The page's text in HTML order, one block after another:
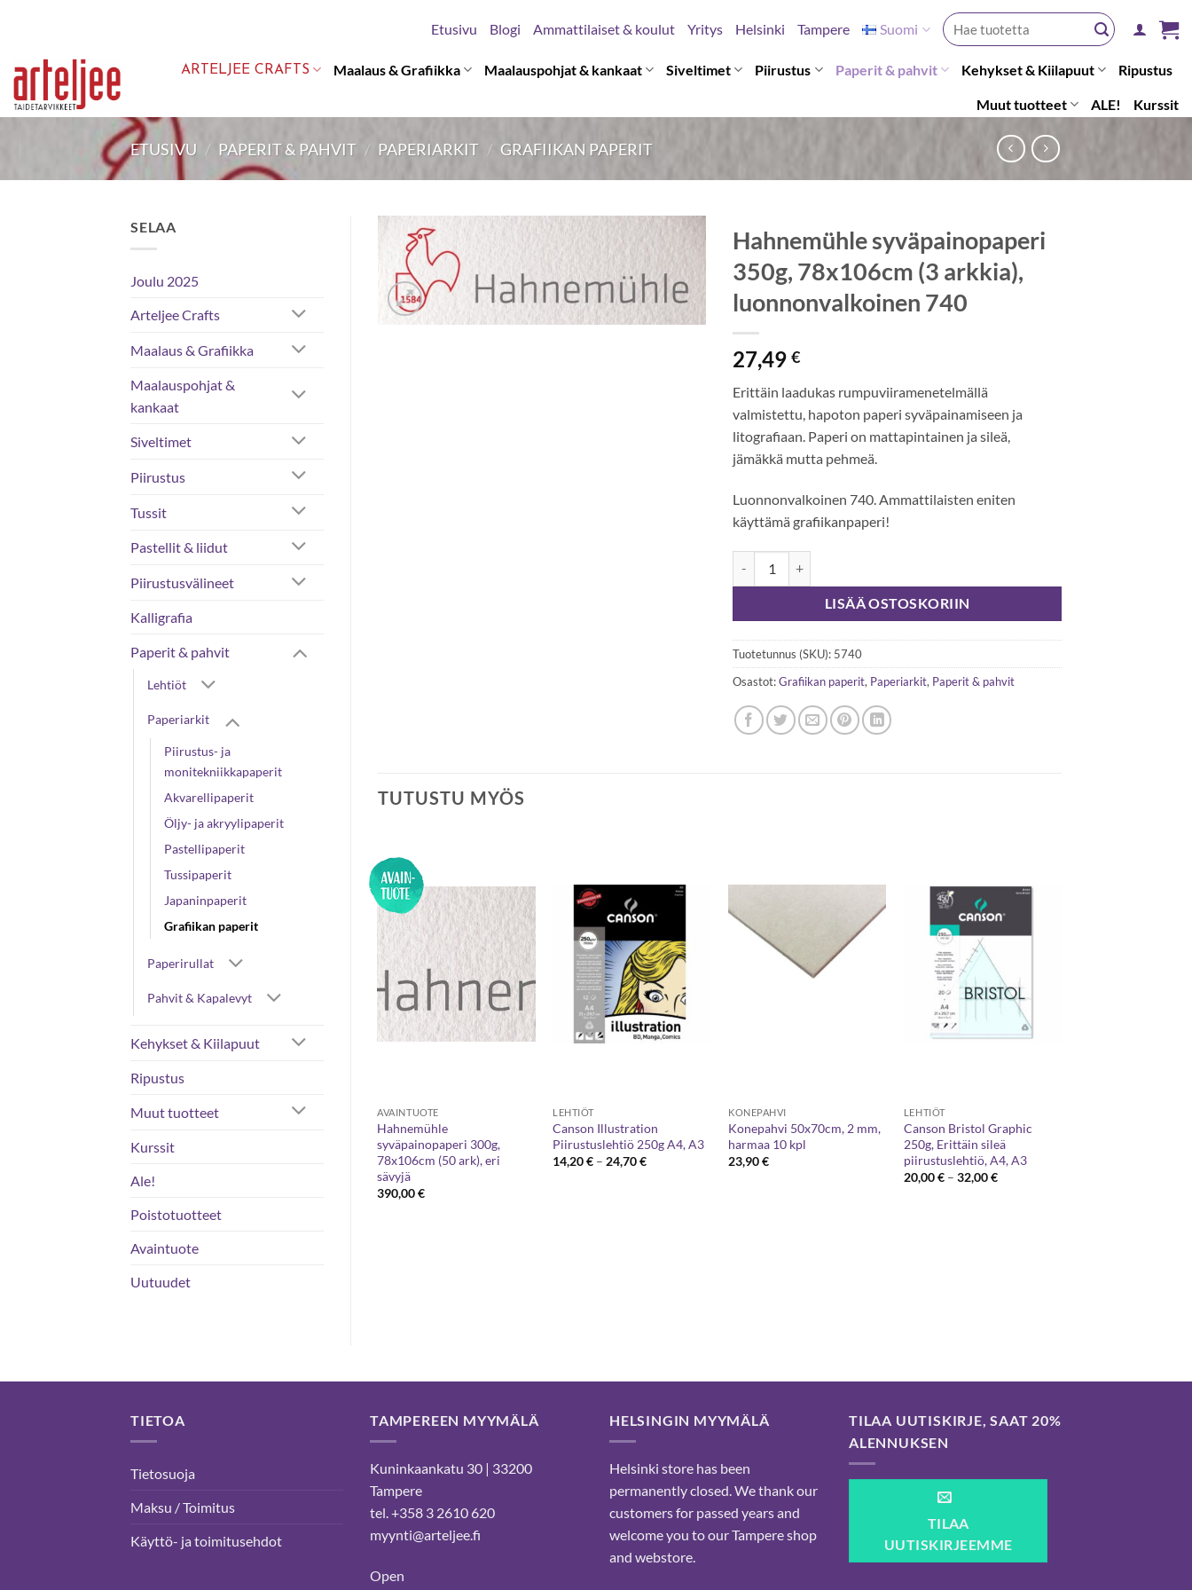
content
Etusivu Blogi Ammattilaiset & koulut Yritys Helsinki Tampere Suomi
Etsi:
ARTELJEE CRAFTS Maalaus & Grafiikka Maalauspohjat & kankaat Siveltimet Piirustus Paperit & pahvit Kehykset & Kiilapuut Ripustus
Muut tuotteet ALE! Kurssit
ETUSIVU / PAPERIT & PAHVIT / PAPERIARKIT / GRAFIIKAN PAPERIT
SELAA
Joulu 2025
Arteljee Crafts
Maalaus & Grafiikka
Maalauspohjat &
kankaat
Siveltimet
Piirustus
Tussit
Pastellit & liidut
Piirustusvälineet
Kalligrafia
Paperit & pahvit
Lehtiöt
Paperiarkit
Piirustus- ja
monitekniikkapaperit
Akvarellipaperit
Öljy- ja akryylipaperit
Pastellipaperit
Tussipaperit
Japaninpaperit
Grafiikan paperit
Paperirullat
Pahvit & Kapalevyt
Kehykset & Kiilapuut
Ripustus
Muut tuotteet
Kurssit
Ale!
Poistotuotteet
Avaintuote
Uutuudet
Hahnemühle syväpainopaperi
350g, 78x106cm (3 arkkia),
luonnonvalkoinen 740
27,49€
Erittäin laadukas rumpuviiramenetelmällä
valmistettu, hapoton paperi syväpainamiseen ja
litografiaan. Paperi on mattapintainen ja sileä,
jämäkkä mutta pehmeä.
Luonnonvalkoinen 740. Ammattilaisten eniten
käyttämä grafiikanpaperi!
LISÄÄ OSTOSKORIIN
Tuotetunnus (SKU): 5740
Osastot:Grafiikan paperit, Paperiarkit, Paperit & pahvit
TUTUSTU MYÖS
AVAINTUOTE
Hahnemühle
syväpainopaperi 300g,
78x106cm (50 ark), eri
sävyjä
390,00€
LEHTIÖT
Canson Illustration
Piirustuslehtiö 250g A4, A3
14,20€ – 24,70€Hintaluokka:
KONEPAHVI
Konepahvi 50x70cm, 2 mm,
harmaa 10 kpl
23,90€
LEHTIÖT
Canson Bristol Graphic
250g, Erittäin sileä
piirustuslehtiö, A4, A3
20,00€ – 32,00€Hintaluokka:
PAPERIARKIT
TIETOA
Tietosuoja
Maksu / Toimitus
Käyttö- ja toimitusehdot
TAMPEREEN MYYMÄLÄ
Kuninkaankatu 30 | 33200
Tampere
tel. +358 3 2610 620
myynti@arteljee.fi
Open
HELSINGIN MYYMÄLÄ
Helsinki store has been
permanently closed. We thank our
customers for passed years and
welcome you to our Tampere shop
and webstore.
TILAA UUTISKIRJE, SAAT 20%
ALENNUKSEN
TILAA
UUTISKIRJEEMME